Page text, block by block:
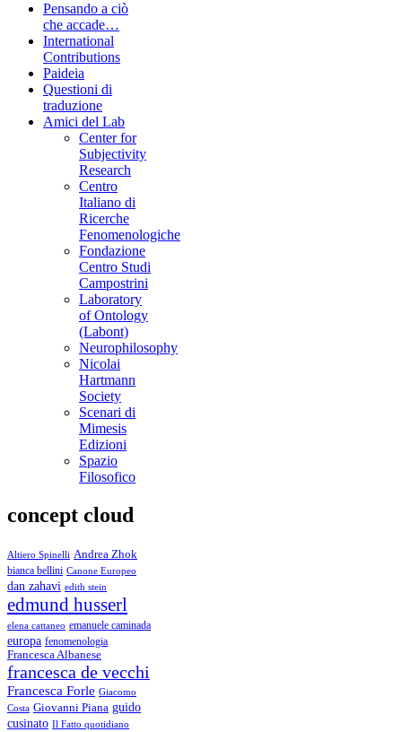
Pensando a ciò
che accade…
International
Contributions
Paideia
Questioni di
traduzione
Amici del Lab
Center for
Subjectivity
Research
Centro
Italiano di
Ricerche
Fenomenologiche
Fondazione
Centro Studi
Campostrini
Laboratory
of Ontology
(Labont)
Neurophilosophy
Nicolai
Hartmann
Society
Scenari di
Mimesis
Edizioni
Spazio
Filosofico
concept cloud
Altiero Spinelli Andrea Zhok
bianca bellini Canone Europeo
dan zahavi edith stein
edmund husserl
elena cattaneo emanuele caminada
europa fenomenologia
Francesca Albanese
francesca de vecchi
Francesca Forle Giacomo
Costa Giovanni Piana guido
cusinato Il Fatto quotidiano